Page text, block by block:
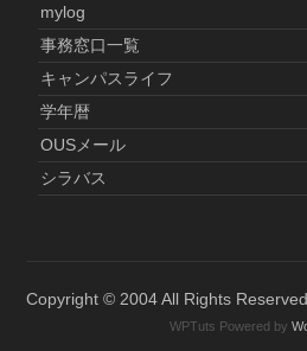
mylog
事務窓口一覧
キャンパスライフ
学年暦
OUSメール
シラバス
Copyright © 2004 All Rights
WPTuts Powered by